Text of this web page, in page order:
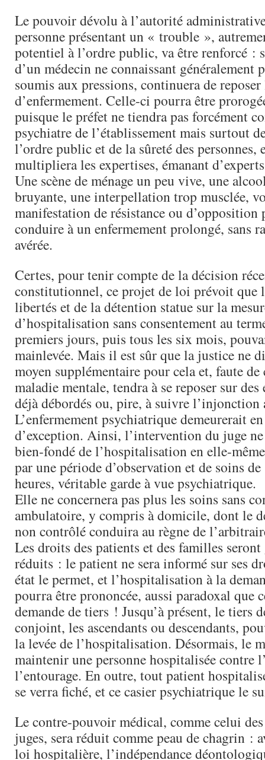
Le pouvoir dévolu à l’autorité
personne présentant un « trouble »,
potentiel à l’ordre public, va être renforcé :
d’un médecin ne connaissant généralement
soumis aux pressions, continuera de
d’enfermement. Celle-ci pourra être
puisque le préfet ne tiendra pas forcément
psychiatre de l’établissement mais surtout
l’ordre public et de la sûreté des personnes,
multipliera les expertises, émanant
Une scène de ménage un peu vive, une
bruyante, une interpellation trop musclée,
manifestation de résistance ou
conduire à un enfermement prolongé, sans
avérée.
Certes, pour tenir compte de la décision
constitutionnel, ce projet de loi prévoit que
libertés et de la détention statue sur la
d’hospitalisation sans consentement au
premiers jours, puis tous les six mois,
mainlevée. Mais il est sûr que la justice ne
moyen supplémentaire pour cela et, faute de
maladie mentale, tendra à se reposer sur
déjà débordés ou, pire, à suivre
L’enfermement psychiatrique demeurerait
d’exception. Ainsi, l’intervention du juge
bien-fondé de l’hospitalisation en elle-
par une période d’observation et de soins
heures, véritable garde à vue psychiatrique.
Elle ne concernera pas plus les soins sans
ambulatoire, y compris à domicile, dont le
non contrôlé conduira au règne de
Les droits des patients et des familles seront
réduits : le patient ne sera informé sur ses
état le permet, et l’hospitalisation à la
pourra être prononcée, aussi paradoxal que
demande de tiers ! Jusqu’à présent, le tiers
conjoint, les ascendants ou descendants,
la levée de l’hospitalisation. Désormais, le
maintenir une personne hospitalisée contre
l’entourage. En outre, tout patient
se verra fiché, et ce casier psychiatrique le
Le contre-pouvoir médical, comme celui
juges, sera réduit comme peau de chagrin :
loi hospitalière, l’indépendance